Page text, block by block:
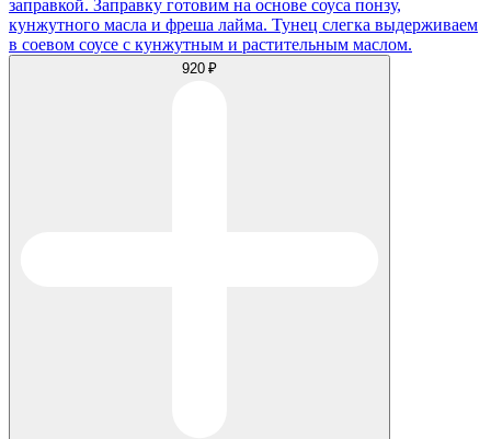
заправкой. Заправку готовим на основе соуса понзу,
кунжутного масла и фреша лайма. Тунец слегка выдерживаем
в соевом соусе с кунжутным и растительным маслом.
920 ₽